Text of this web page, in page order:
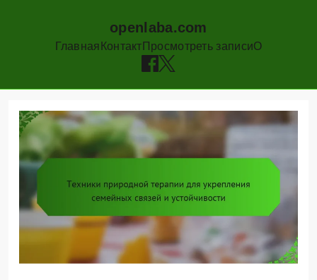
openlaba.com
Главная Контакт Просмотреть записиО
content